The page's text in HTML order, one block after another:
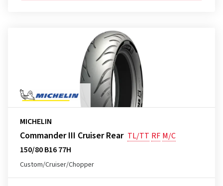
MICHELIN
Commander III Cruiser Rear TL/TT RF M/C
150/80 B16 77H
Custom/Cruiser/Chopper